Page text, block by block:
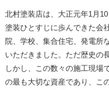
北村塗装店は、大正元年1月
塗装ひとすじに歩んできた会
院、学校、集合住宅、発電所
いただきました。ただ歴史の
しかし、この数々の施工現場
の最も大切な資産であり、こ